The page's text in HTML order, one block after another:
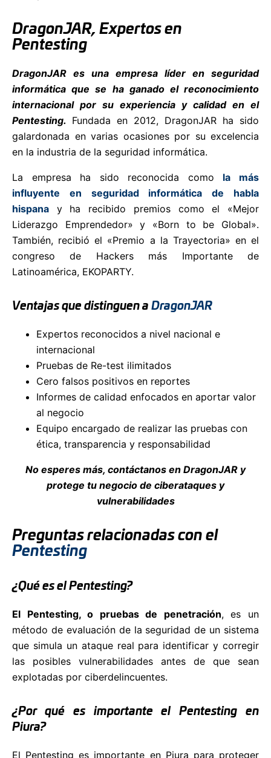
DragonJAR, Expertos en
Pentesting
DragonJAR es una empresa líder en seguridad
informática que se ha ganado el reconocimiento
internacional por su experiencia y calidad en el
Pentesting. Fundada en 2012, DragonJAR ha sido
galardonada en varias ocasiones por su excelencia
en la industria de la seguridad informática.
La empresa ha sido reconocida como la más
influyente en seguridad informática de habla
hispana y ha recibido premios como el «Mejor
Liderazgo Emprendedor» y «Born to be Global».
También, recibió el «Premio a la Trayectoria» en el
congreso de Hackers más Importante de
Latinoamérica, EKOPARTY.
Ventajas que distinguen a DragonJAR
Expertos reconocidos a nivel nacional e
internacional
Pruebas de Re-test ilimitados
Cero falsos positivos en reportes
Informes de calidad enfocados en aportar valor
al negocio
Equipo encargado de realizar las pruebas con
ética, transparencia y responsabilidad
No esperes más, contáctanos en DragonJAR y
protege tu negocio de ciberataques y
vulnerabilidades
Preguntas relacionadas con el
Pentesting
¿Qué es el Pentesting?
El Pentesting, o pruebas de penetración, es un
método de evaluación de la seguridad de un sistema
que simula un ataque real para identificar y corregir
las posibles vulnerabilidades antes de que sean
explotadas por ciberdelincuentes.
¿Por qué es importante el Pentesting en
Piura?
El Pentesting es importante en Piura para proteger